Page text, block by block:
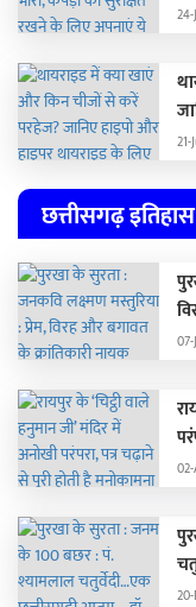
छत्तीसगढ़ इतिहास